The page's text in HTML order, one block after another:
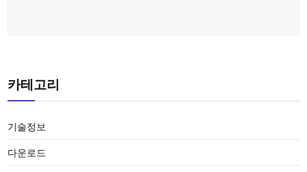
카테고리
기술정보
다운로드